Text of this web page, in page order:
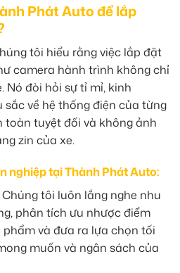
Phát Auto để lắp
tôi hiểu rằng việc lắp đặt
camera hành trình không chỉ
Nó đòi hỏi sự tỉ mỉ, kinh
sắc về hệ thống điện của từng
toàn tuyệt đối và không ảnh
zin của xe.
nghiệp tại Thành Phát Auto:
Chúng tôi luôn lắng nghe nhu
phân tích ưu nhược điểm
và đưa ra lựa chọn tối
muốn và ngân sách của